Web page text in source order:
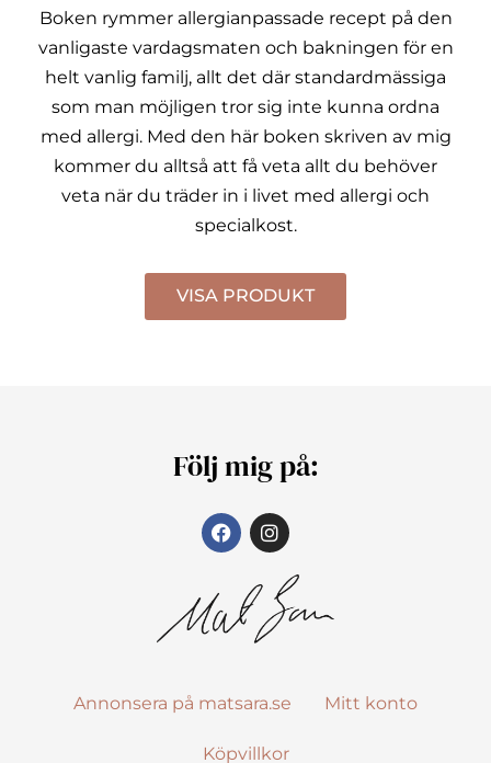
Boken rymmer allergianpassade recept på den
vanligaste vardagsmaten och bakningen för en
helt vanlig familj, allt det där standardmässiga
som man möjligen tror sig inte kunna ordna
med allergi. Med den här boken skriven av mig
kommer du alltså att få veta allt du behöver
veta när du träder in i livet med allergi och
specialkost.
VISA PRODUKT
Följ mig på:
Annonsera på matsara.se Mitt konto
Köpvillkor